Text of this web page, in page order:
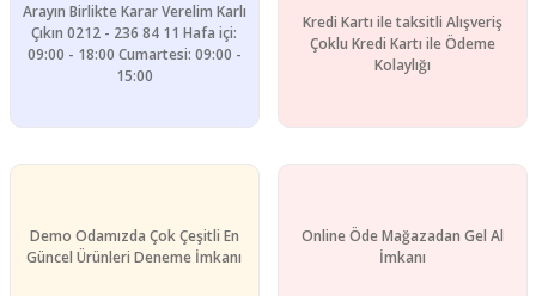
Arayın Birlikte Karar Verelim Karlı
Çıkın 0212 - 236 84 11 Hafa içi:
09:00 - 18:00 Cumartesi: 09:00 -
15:00
Kredi Kartı ile taksitli Alışveriş
Çoklu Kredi Kartı ile Ödeme
Kolaylığı
Demo Odamızda Çok Çeşitli En
Güncel Ürünleri Deneme İmkanı
Online Öde Mağazadan Gel Al
İmkanı